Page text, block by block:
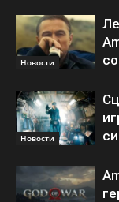
Новости
Новости